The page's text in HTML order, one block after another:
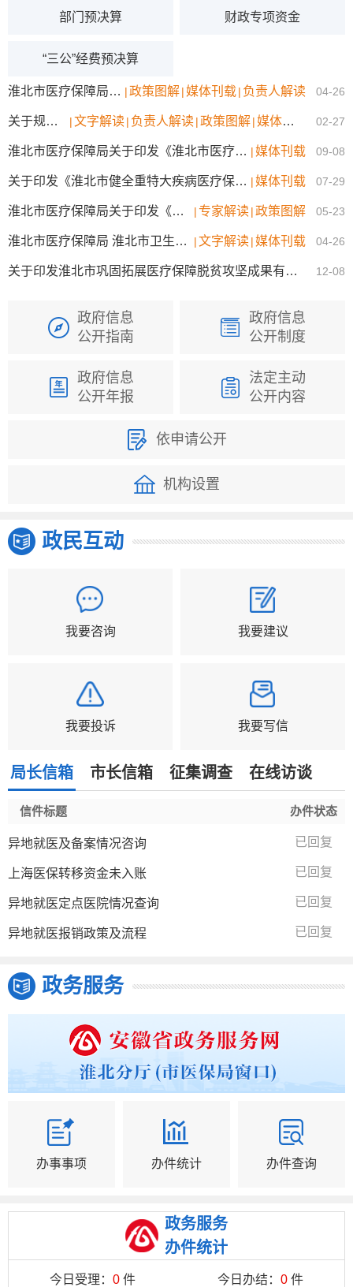
部门预决算 财政专项资金
“三公”经费预决算
|政策图解|媒体刊载| 负责人解读
淮北市医疗保障局 淮北市财政局关于印发《违法违规使用医疗保障基金举报奖励实施细则》的通知 04-26
|文字解读 | 负责人解读 |政策图解 |媒体刊载
关于规范完善淮北市口腔种植医疗服务项目及价格的通知 02-27
|媒体刊载
淮北市医疗保障局关于印发《淮北市医疗保障定点医药机构考核评价办法（试行）》的通知 09-08
|媒体刊载
关于印发《淮北市健全重特大疾病医疗保险和救助制度实施细则》的通知 07-29
|专家解读|政策图解
淮北市医疗保障局关于印发《淮北市“十四五”全民医疗保障规划》的通知 05-23
|文字解读|媒体刊载
淮北市医疗保障局 淮北市卫生健康委员会 淮北市财政局 淮北市市场监督管理局关于印发《淮北市医疗服务价... 04-26
关于印发淮北市巩固拓展医疗保障脱贫攻坚成果有效衔接乡村振兴战略实施办法的通知 12-08
政府信息
公开指南
政府信息
公开制度
政府信息
公开年报
法定主动
公开内容
依申请公开
机构设置
政民互动
我要咨询 我要建议
我要投诉 我要写信
局长信箱 市长信箱 征集调查 在线访谈
信件标题 办件状态
异地就医及备案情况咨询 已回复
上海医保转移资金未入账 已回复
异地就医定点医院情况查询 已回复
异地就医报销政策及流程 已回复
政务服务
办事事项 办件统计 办件查询
政务服务
办件统计
今日受理： 0 件 今日办结： 0 件